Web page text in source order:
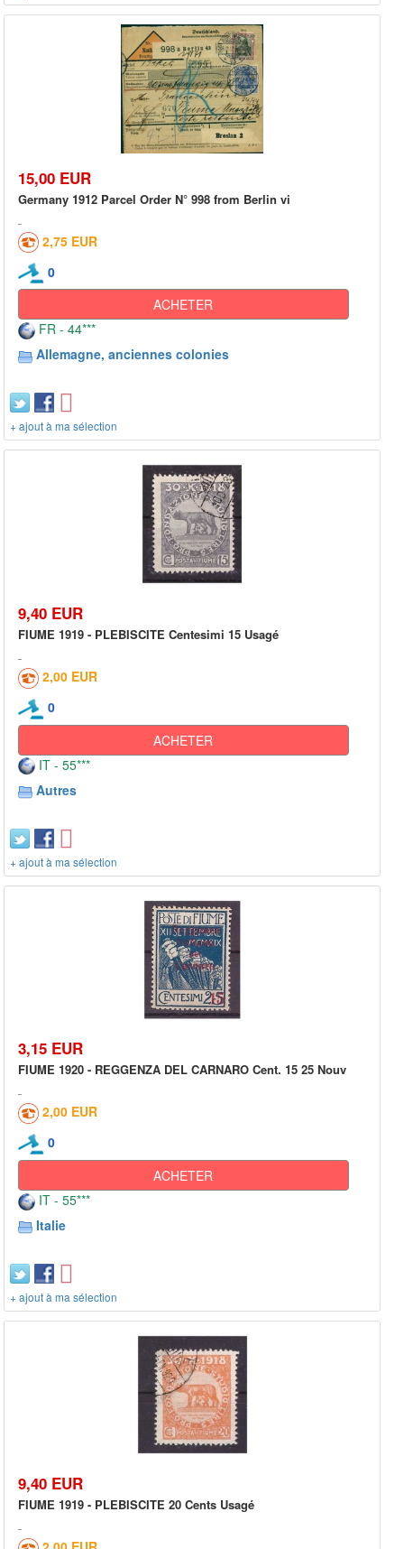
15,00 EUR
Germany 1912 Parcel Order N° 998 from Berlin vi
2,75 EUR
0
ACHETER
FR - 44***
Allemagne, anciennes colonies
+ ajout à ma sélection
9,40 EUR
FIUME 1919 - PLEBISCITE Centesimi 15 Usagé
2,00 EUR
0
ACHETER
IT - 55***
Autres
+ ajout à ma sélection
3,15 EUR
FIUME 1920 - REGGENZA DEL CARNARO Cent. 15 25 Nouv
2,00 EUR
0
ACHETER
IT - 55***
Italie
+ ajout à ma sélection
9,40 EUR
FIUME 1919 - PLEBISCITE 20 Cents Usagé